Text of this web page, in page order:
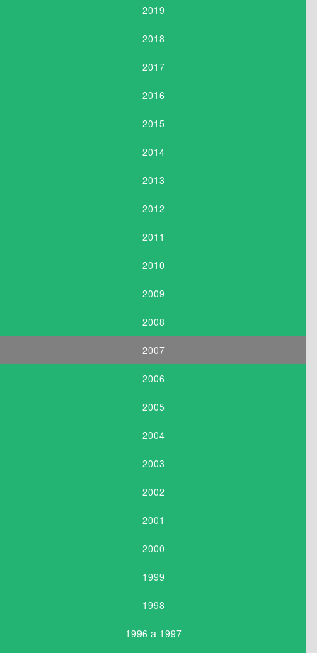
2019
2018
2017
2016
2015
2014
2013
2012
2011
2010
2009
2008
2007
2006
2005
2004
2003
2002
2001
2000
1999
1998
1996 a 1997